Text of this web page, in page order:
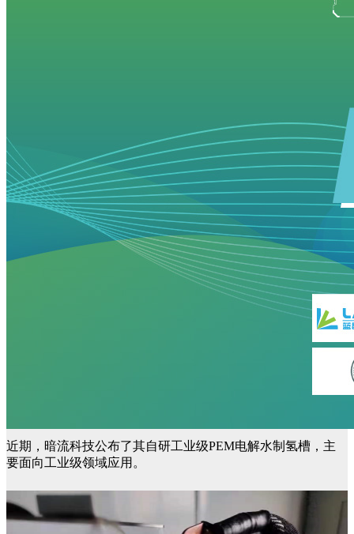
近期，暗流科技公布了其自研工业级PEM电解水制氢槽，主
要面向工业级领域应用。